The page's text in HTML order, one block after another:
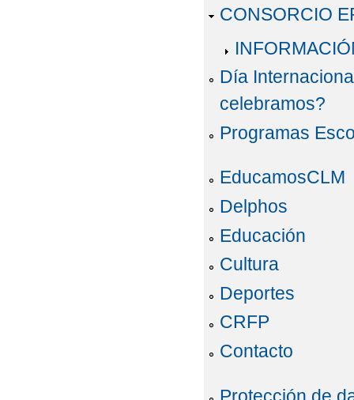
CONSORCIO
Día
celebramos?
Programas
EducamosCLM
Delphos
Educación
Cultura
Deportes
CRFP
Contacto
Protección de